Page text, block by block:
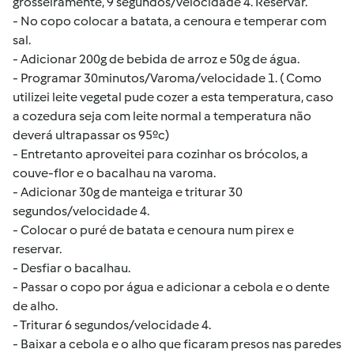
- No copo colocar a batata, a cenoura e temperar com
sal.
- Adicionar 200g de bebida de arroz e 50g de água.
- Programar 30minutos/Varoma/velocidade 1. ( Como
utilizei leite vegetal pude cozer a esta temperatura, caso
a cozedura seja com leite normal a temperatura não
deverá ultrapassar os 95ºc)
- Entretanto aproveitei para cozinhar os brócolos, a
couve-flor e o bacalhau na varoma.
- Adicionar 30g de manteiga e triturar 30
segundos/velocidade 4.
- Colocar o puré de batata e cenoura num pirex e
reservar.
- Desfiar o bacalhau.
- Passar o copo por água e adicionar a cebola e o dente
de alho.
- Triturar 6 segundos/velocidade 4.
- Baixar a cebola e o alho que ficaram presos nas paredes